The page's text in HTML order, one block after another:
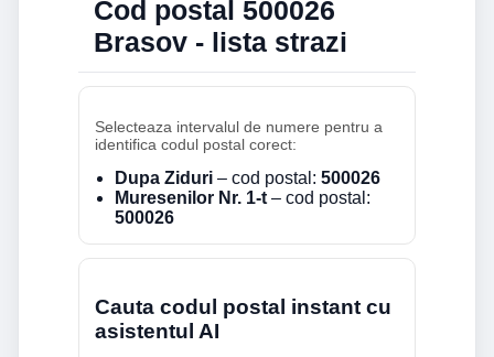
Cod postal 500026
Brasov - lista strazi
Selecteaza intervalul de numere pentru a
identifica codul postal corect:
Dupa Ziduri – cod postal: 500026
Muresenilor Nr. 1-t – cod postal:
500026
Cauta codul postal instant cu
asistentul AI